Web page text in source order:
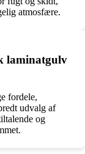
atmosfære.
laminatgulv
fordele,
udvalg af
og